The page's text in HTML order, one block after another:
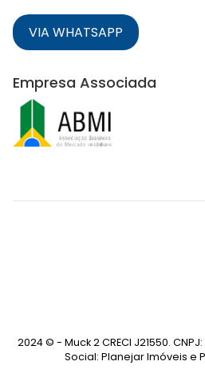
VIA WHATSAPP
Empresa Associada
2024 © - Muck 2 CRECI J21550.
Social: Planejar Imóveis e